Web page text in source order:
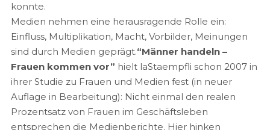
konnte.
Medien nehmen eine herausragende Rolle ein:
Einfluss, Multiplikation, Macht, Vorbilder, Meinungen
sind durch Medien geprägt.“Männer handeln –
Frauen kommen vor” hielt laStaempfli schon 2007 in
ihrer Studie zu Frauen und Medien fest (in neuer
Auflage in Bearbeitung): Nicht einmal den realen
Prozentsatz von Frauen im Geschäftsleben
entsprechen die Medienberichte. Hier hinken